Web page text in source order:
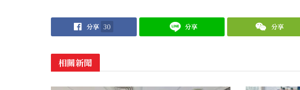
分享 30 分享 分享
相關新聞